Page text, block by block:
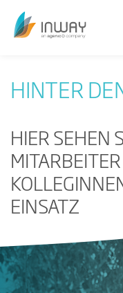
HINTER
HIER SEHEN
EINSATZ